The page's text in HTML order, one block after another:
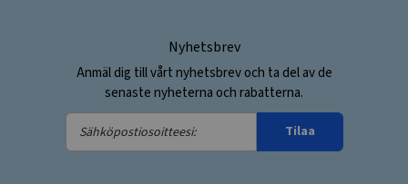
Nyhetsbrev
Anmäl dig till vårt nyhetsbrev och ta del av de
senaste nyheterna och rabatterna.
Sähköpostiosoitteesi:
Tilaa